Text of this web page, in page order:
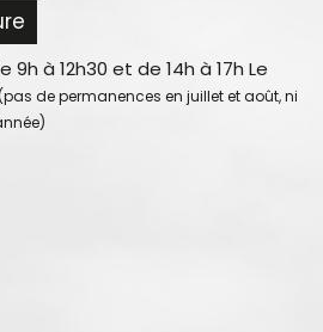
9h à 12h30 et de 14h à 17h Le
de permanences en juillet et août, ni